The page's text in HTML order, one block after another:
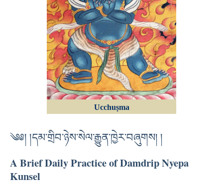
Ucchuṣma
༄༅། །དམ་གྲིབ་ཉེས་སེལ་རྒྱུན་ཁྱེར་བཞུགས། །
A Brief Daily Practice of Damdrip Nyepa
Kunsel